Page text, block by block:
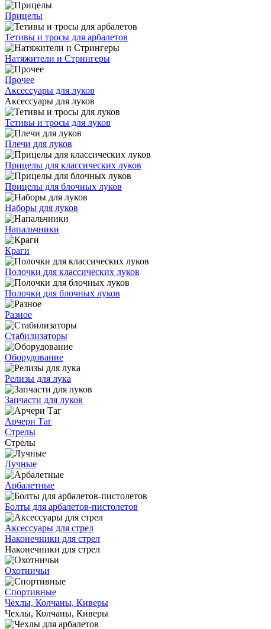
Прицелы
Тетивы и тросы для арбалетов
Натяжители и Стрингеры
Прочее
Аксессуары для луков
Аксессуары для луков
Тетивы и тросы для луков
Плечи для луков
Прицелы для классических луков
Прицелы для блочных луков
Наборы для луков
Напальчники
Краги
Полочки для классических луков
Полочки для блочных луков
Разное
Стабилизаторы
Оборудование
Релизы для лука
Запчасти для луков
Арчери Таг
Стрелы
Стрелы
Лучные
Арбалетные
Болты для арбалетов-пистолетов
Аксессуары для стрел
Наконечники для стрел
Наконечники для стрел
Охотничьи
Спортивные
Чехлы, Колчаны, Киверы
Чехлы, Колчаны, Киверы